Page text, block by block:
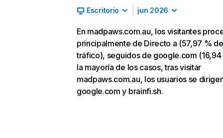
Escritorio jun 2026
En madpaws.com.au, los visitantes
principalmente de Directo a (57,97 % de
tráfico), seguidos de google.com (16,94
la mayoría de los casos, tras visitar
madpaws.com.au, los usuarios se
google.com y brainfi.sh.